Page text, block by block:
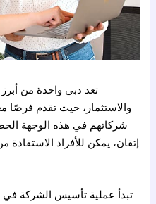
تعد دبي واحدة من
والاستثمار، حيث تقدم فرصًا
شركاتهم في هذه الوجهة
إتقان، يمكن للأفراد الاستفادة
تبدأ عملية تأسيس الشركة في